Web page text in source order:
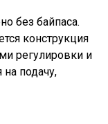
без байпаса.
конструкция
регулировки и
подачу,